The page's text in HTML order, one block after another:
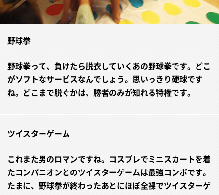
野球拳
野球拳って、負けたら脱衣していくあの野球拳です。どこ
がソフトなサービスなんでしょう。思いっきり硬球です
ね。どこまで脱ぐかは、勝者のみが知れる特権です。
ツイスターゲーム
これまた男のロマンですね。コスプレでミニスカートを着
たコンパニオンとのツイスターゲームは最強コンボです。
たまに、野球拳が終わったあとにほぼ全裸でツイスターゲ